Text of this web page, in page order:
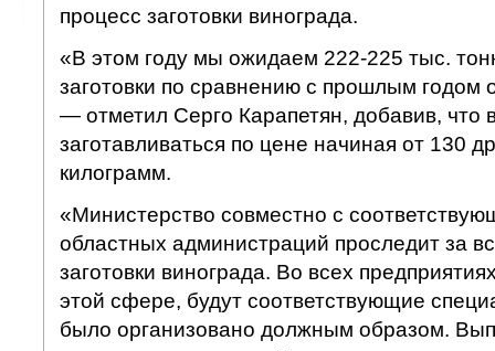
процесс заготовки винограда.
«В этом году мы ожидаем 222-225 тыс.
заготовки по сравнению с прошлым годом
— отметил Серго Карапетян, добавив, что
заготавливаться по цене начиная от 130
килограмм.
«Министерство совместно с
областных администраций проследит за
заготовки винограда. Во всех
этой сфере, будут соответствующие
было организовано должным образом.